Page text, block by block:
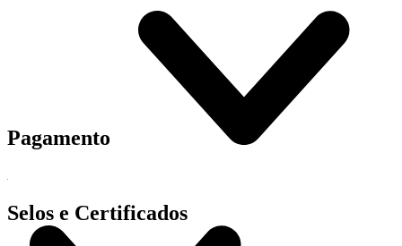
Pagamento
Selos e Certificados